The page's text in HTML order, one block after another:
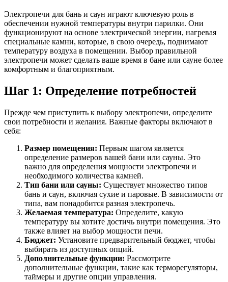
Электропечи для бань и саун играют ключевую роль в
обеспечении нужной температуры внутри парилки. Они
функционируют на основе электрической энергии, нагревая
специальные камни, которые, в свою очередь, поднимают
температуру воздуха в помещении. Выбор правильной
электропечи может сделать ваше время в бане или сауне более
комфортным и благоприятным.
Шаг 1: Определение потребностей
Прежде чем приступить к выбору электропечи, определите
свои потребности и желания. Важные факторы включают в
себя:
Размер помещения: Первым шагом является
определение размеров вашей бани или сауны. Это
важно для определения мощности электропечи и
необходимого количества камней.
Тип бани или сауны: Существует множество типов
бань и саун, включая сухие и паровые. В зависимости от
типа, вам понадобится разная электропечь.
Желаемая температура: Определите, какую
температуру вы хотите достичь внутри помещения. Это
также влияет на выбор мощности печи.
Бюджет: Установите предварительный бюджет, чтобы
выбирать из доступных опций.
Дополнительные функции: Рассмотрите
дополнительные функции, такие как терморегуляторы,
таймеры и другие опции управления.